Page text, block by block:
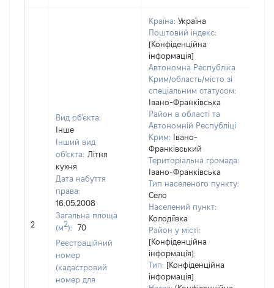
2
Вид об'єкта:
Інше
Інший вид
об'єкта: Літня
кухня
Дата набуття
права:
16.05.2008
Загальна площа
(м2):
70
Реєстраційний
номер
(кадастровий
номер для
Країна: Україна
Поштовий індекс:
[Конфіденційна
інформація]
Автономна Республіка
Крим/область/місто зі
спеціальним статусом:
Івано-Франківська
Район в області та
Автономній Республіці
Крим:
Івано-
Франківський
Територіальна громада:
Івано-Франківська
Тип населеного пункту:
Село
Населений пункт:
Колодіївка
Район у місті:
[Конфіденційна
інформація]
Тип: [Конфіденційна
інформація]